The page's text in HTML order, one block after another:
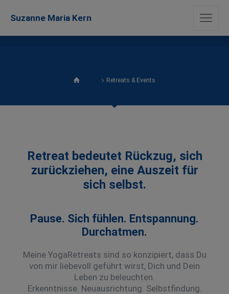
Suzanne Maria Kern
Retreats & Events
Retreat bedeutet Rückzug, sich
zurückziehen, eine Auszeit für
sich selbst.
Pause. Sich fühlen. Entspannung.
Durchatmen.
Meine YogaRetreats sind so konzipiert, dass Du
von mir liebevoll geführt wirst, Dich und Dein
Leben zu beleuchten.
Erkenntnisse. Neuausrichtung. Selbstfindung.